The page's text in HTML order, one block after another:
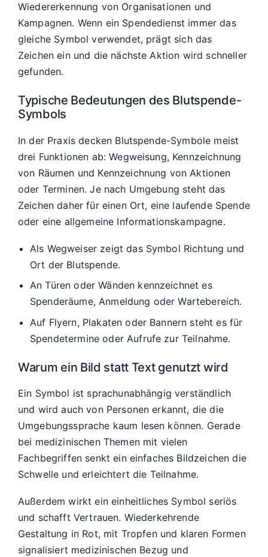
Wiedererkennung von Organisationen und
Kampagnen. Wenn ein Spendedienst immer das
gleiche Symbol verwendet, prägt sich das
Zeichen ein und die nächste Aktion wird schneller
gefunden.
Typische Bedeutungen des Blutspende-
Symbols
In der Praxis decken Blutspende-Symbole meist
drei Funktionen ab: Wegweisung, Kennzeichnung
von Räumen und Kennzeichnung von Aktionen
oder Terminen. Je nach Umgebung steht das
Zeichen daher für einen Ort, eine laufende Spende
oder eine allgemeine Informationskampagne.
Als Wegweiser zeigt das Symbol Richtung und
Ort der Blutspende.
An Türen oder Wänden kennzeichnet es
Spenderäume, Anmeldung oder Wartebereich.
Auf Flyern, Plakaten oder Bannern steht es für
Spendetermine oder Aufrufe zur Teilnahme.
Warum ein Bild statt Text genutzt wird
Ein Symbol ist sprachunabhängig verständlich
und wird auch von Personen erkannt, die die
Umgebungssprache kaum lesen können. Gerade
bei medizinischen Themen mit vielen
Fachbegriffen senkt ein einfaches Bildzeichen die
Schwelle und erleichtert die Teilnahme.
Außerdem wirkt ein einheitliches Symbol seriös
und schafft Vertrauen. Wiederkehrende
Gestaltung in Rot, mit Tropfen und klaren Formen
signalisiert medizinischen Bezug und